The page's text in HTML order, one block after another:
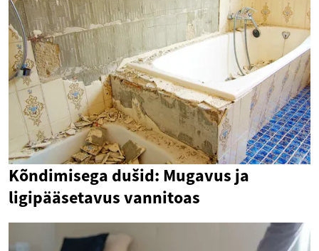
Kõndimisega dušid: Mugavus ja
ligipääsetavus vannitoas